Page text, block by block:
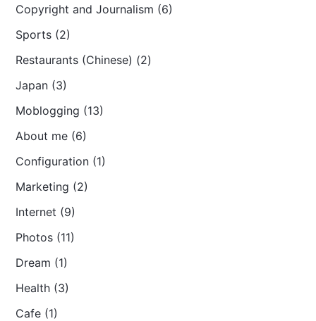
Copyright and Journalism (6)
Sports (2)
Restaurants (Chinese) (2)
Japan (3)
Moblogging (13)
About me (6)
Configuration (1)
Marketing (2)
Internet (9)
Photos (11)
Dream (1)
Health (3)
Cafe (1)